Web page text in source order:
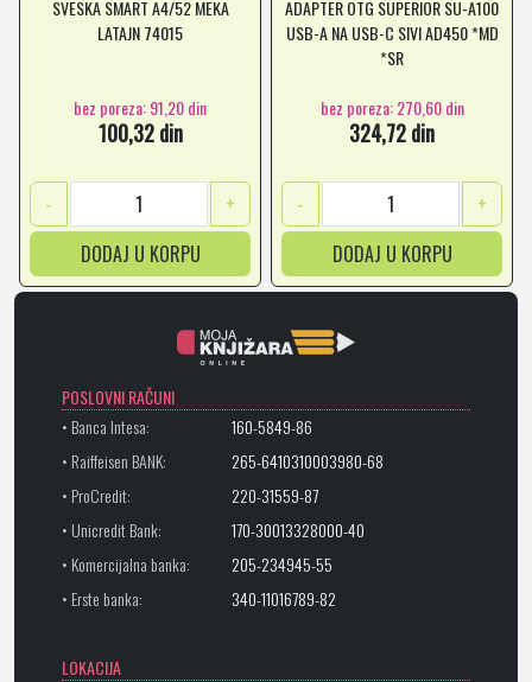
SVESKA SMART A4/52 MEKA
LATAJN 74015
bez poreza: 91,20 din
100,32 din
-
+
DODAJ U KORPU
ADAPTER OTG SUPERIOR SU-A100
USB-A NA USB-C SIVI AD450 *MD
*SR
bez poreza: 270,60 din
324,72 din
-
+
DODAJ U KORPU
POSLOVNI RAČUNI
• Banca Intesa:
160-5849-86
• Raiffeisen BANK:
265-6410310003980-68
• ProCredit:
220-31559-87
• Unicredit Bank:
170-30013328000-40
• Komercijalna banka:
205-234945-55
• Erste banka:
340-11016789-82
LOKACIJA